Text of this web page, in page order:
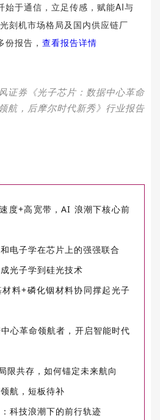
始于通信，立足传感，赋能AI与
刻机市场格局及国内供应链厂
报告， 查看报告详情
证券《光子芯片：数据中心革命
航，后摩尔时代新秀》行业报告
度+高宽带，AI 浪潮下核心前
电子学在芯片上的强强联合
光子学到硅光技术
料+磷化铟材料协同撑起光子
心革命领航者，开启智能时代
限共存，如何锚定未来航向
航，短板待补
科技浪潮下的前行轨迹